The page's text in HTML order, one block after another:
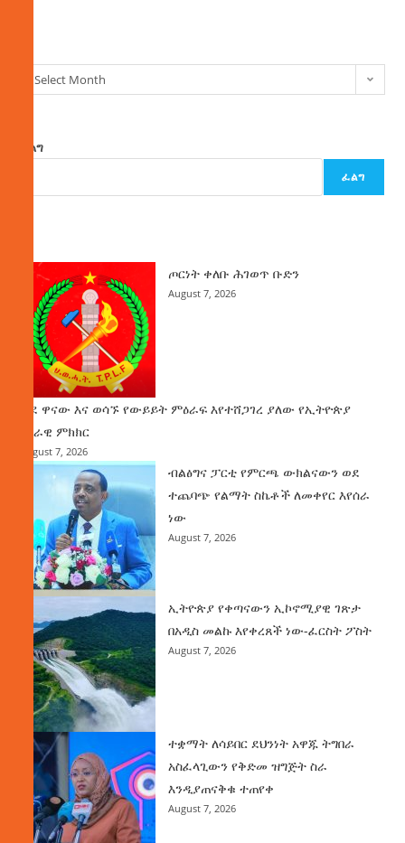
Select Month
ፈልግ
ፈልግ
ጦርነት ቀለቡ ሕገወጥ ቡድን
August 7, 2026
ወደ ዋናው እና ወሳኙ የውይይት ምዕራፍ እየተሸጋገረ ያለው የኢትዮጵያ
ሀገራዊ ምክክር
August 7, 2026
ብልፅግና ፓርቲ የምርጫ ውክልናውን ወደ
ተጨባጭ የልማት ስኬቶች ለመቀየር እየሰራ
ነው
August 7, 2026
ኢትዮጵያ የቀጣናውን ኢኮኖሚያዊ ገጽታ
በአዲስ መልኩ እየቀረጸች ነው-ፈርስት ፖስት
August 7, 2026
ተቋማት ለሳይበር ደህንነት አዋጁ ትግበራ
አስፈላጊውን የቅድመ ዝግጅት ስራ
እንዲያጠናቅቁ ተጠየቀ
August 7, 2026